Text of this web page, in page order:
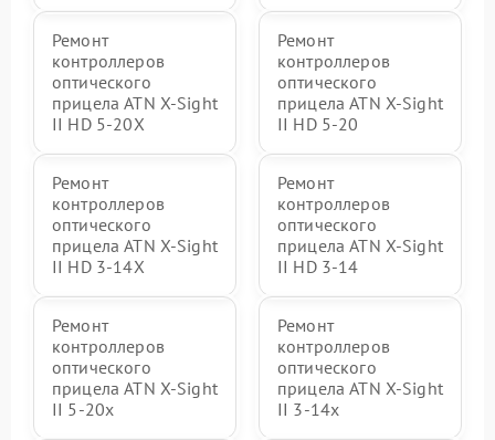
Ремонт
контроллеров
оптического
прицела ATN X-Sight
II HD 5-20X
Ремонт
контроллеров
оптического
прицела ATN X-Sight
II HD 5-20
Ремонт
контроллеров
оптического
прицела ATN X-Sight
II HD 3-14X
Ремонт
контроллеров
оптического
прицела ATN X-Sight
II HD 3-14
Ремонт
контроллеров
оптического
прицела ATN X-Sight
II 5-20x
Ремонт
контроллеров
оптического
прицела ATN X-Sight
II 3-14x